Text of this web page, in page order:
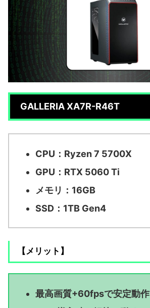
GALLERIA XA7R-R46T
CPU：Ryzen 7 5700X
GPU：RTX 5060 Ti
メモリ：16GB
SSD：1TB Gen4
【メリット】
最高画質+60fpsで安定動作